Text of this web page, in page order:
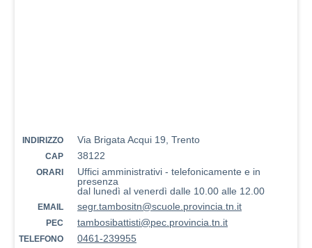
INDIRIZZO Via Brigata Acqui 19, Trento
CAP 38122
ORARI
Uffici amministrativi - telefonicamente e in
presenza
dal lunedì al venerdì dalle 10.00 alle 12.00
EMAIL segr.tambositn@scuole.provincia.tn.it
PEC tambosibattisti@pec.provincia.tn.it
TELEFONO
0461-239955